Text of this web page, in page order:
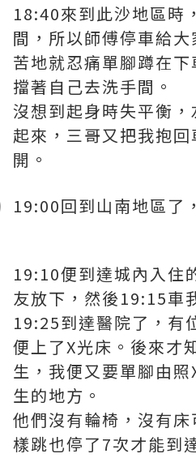
18:40來到此沙地區時
間，所以師傅停車給
苦地就忍痛單腳蹲在
擋著自己去洗手間。
沒想到起身時失平衡
起來，三哥又把我抱
開。
19:00回到山南地區了
19:10便到達城內入住
友放下，然後19:15車
19:25到達醫院了，有
便上了X光床。後來才
生，我便又要單腳由
生的地方。
他們沒有輪椅，沒有
樣跳也停了7次才能到